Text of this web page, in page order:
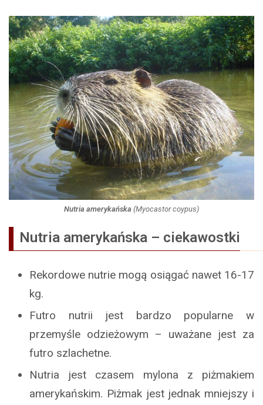
Nutria amerykańska (Myocastor coypus)
Nutria amerykańska – ciekawostki
Rekordowe nutrie mogą osiągać nawet 16-17
kg.
Futro nutrii jest bardzo popularne w
przemyśle odzieżowym – uważane jest za
futro szlachetne.
Nutria jest czasem mylona z piżmakiem
amerykańskim. Piżmak jest jednak mniejszy i